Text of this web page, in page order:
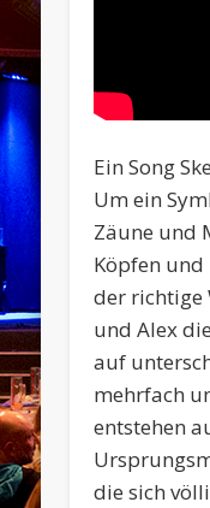
Ein Song
Um ein
Zäune und
Köpfen
der richtige
und Alex
auf
mehrfach
entstehen
die sich